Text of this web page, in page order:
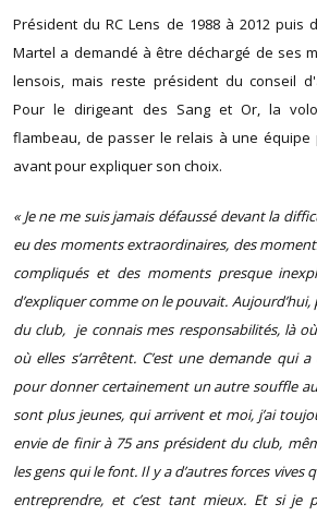
Président du RC Lens de 1988 à 2012 puis
Martel a demandé à être déchargé de ses
lensois, mais reste président du conseil
Pour le dirigeant des Sang et Or, la
flambeau, de passer le relais à une équipe
avant pour expliquer son choix.
« Je ne me suis jamais défaussé devant la
eu des moments extraordinaires, des
compliqués et des moments presque
d’expliquer comme on le pouvait.
du club, je connais mes responsabilités, là
où elles s’arrêtent. C’est une demande qui
pour donner certainement un autre souffle
sont plus jeunes, qui arrivent et moi, j’ai
envie de finir à 75 ans président du club,
les gens qui le font. Il y a d’autres forces
entreprendre, et c’est tant mieux. Et si je